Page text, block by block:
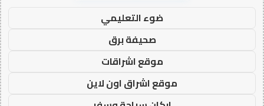
ضوء التعليمي
صحيفة برق
موقع اشراقات
موقع اشراق اون لاين